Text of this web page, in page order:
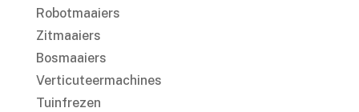
Robotmaaiers
Zitmaaiers
Bosmaaiers
Verticuteermachines
Tuinfrezen